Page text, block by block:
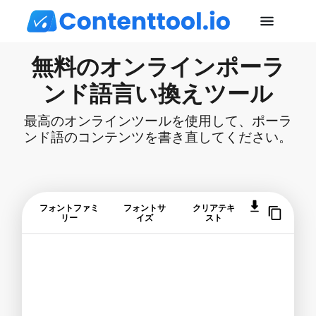
無料のオンラインポーラ
ンド語言い換えツール
最高のオンラインツールを使用して、ポーラ
ンド語のコンテンツを書き直してください。
フォントファミ
リー
フォントサ
イズ
クリアテキ
スト